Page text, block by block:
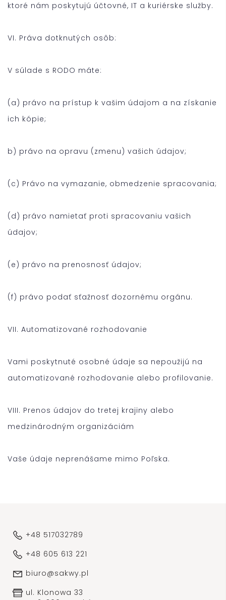
ktoré nám poskytujú účtovné, IT a kuriérske služby.
VI. Práva dotknutých osôb:
V súlade s RODO máte:
(a) právo na prístup k vašim údajom a na získanie
ich kópie;
b) právo na opravu (zmenu) vašich údajov;
(c) Právo na vymazanie, obmedzenie spracovania;
(d) právo namietať proti spracovaniu vašich
údajov;
(e) právo na prenosnosť údajov;
(f) právo podať sťažnosť dozornému orgánu.
VII. Automatizované rozhodovanie
Vami poskytnuté osobné údaje sa nepoužijú na
automatizované rozhodovanie alebo profilovanie.
VIII. Prenos údajov do tretej krajiny alebo
medzinárodným organizáciám
Vaše údaje neprenášame mimo Poľska.
+48 517032789
+48 605 613 221
biuro@sakwy.pl
ul. Klonowa 33